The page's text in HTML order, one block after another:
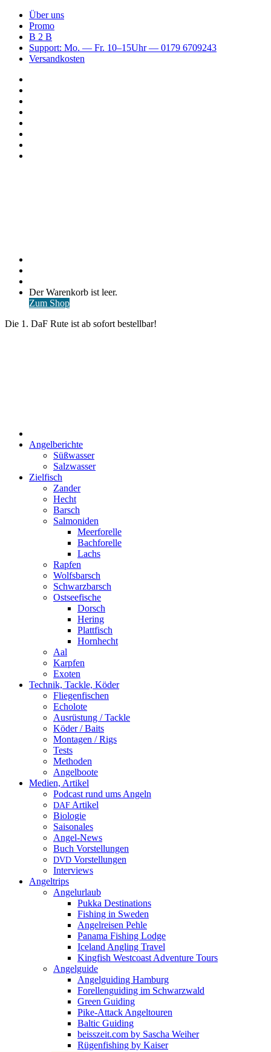
Über uns
Promo
B 2 B
Support: Mo. — Fr. 10–15Uhr — 0179 6709243
Versandkosten
Warenkorb
ansehen
Der Warenkorb ist leer.
Zum Shop
Die 1. DaF Rute ist ab sofort bestellbar!
Angelberichte
Süßwasser
Salzwasser
Zielfisch
Zander
Hecht
Barsch
Salmoniden
Meerforelle
Bachforelle
Lachs
Rapfen
Wolfsbarsch
Schwarzbarsch
Ostseefische
Dorsch
Hering
Plattfisch
Hornhecht
Aal
Karpfen
Exoten
Technik, Tackle, Köder
Fliegenfischen
Echolote
Ausrüstung / Tackle
Köder / Baits
Montagen / Rigs
Tests
Methoden
Angelboote
Medien, Artikel
Podcast rund ums Angeln
DAF Artikel
Biologie
Saisonales
Angel-News
Buch Vorstellungen
DVD Vorstellungen
Interviews
Angeltrips
Angelurlaub
Pukka Destinations
Fishing in Sweden
Angelreisen Pehle
Panama Fishing Lodge
Iceland Angling Travel
Kingfish Westcoast Adventure Tours
Angelguide
Angelguiding Hamburg
Forellenguiding im Schwarzwald
Green Guiding
Pike-Attack Angeltouren
Baltic Guiding
beisszeit.com by Sascha Weiher
Rügenfishing by Kaiser